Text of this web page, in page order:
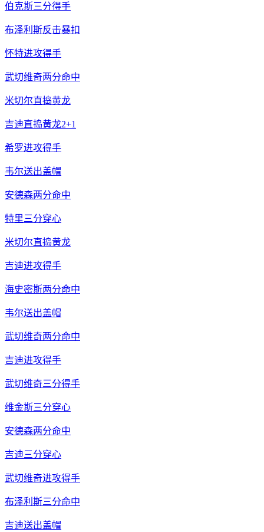
伯克斯三分得手
布泽利斯反击暴扣
怀特进攻得手
武切维奇两分命中
米切尔直捣黄龙
吉迪直捣黄龙2+1
希罗进攻得手
韦尔送出盖帽
安德森两分命中
特里三分穿心
米切尔直捣黄龙
吉迪进攻得手
海史密斯两分命中
韦尔送出盖帽
武切维奇两分命中
吉迪进攻得手
武切维奇三分得手
维金斯三分穿心
安德森两分命中
吉迪三分穿心
武切维奇进攻得手
布泽利斯三分命中
吉迪送出盖帽